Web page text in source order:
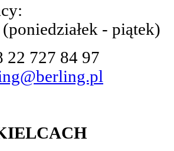
- piątek)
22 727 84 97